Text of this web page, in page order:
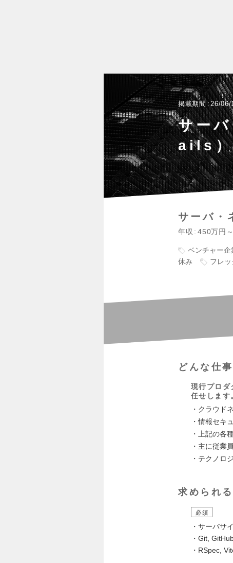
掲載期間 26/06/
サー
ails）
サーバ・
年収 450万円
ベンチャー企
休み
フレ
どんな仕
現行プロダ
任せします
・クラウド
・情報セキ
・上記の各
・主に従業
・テクノロ
求められ
必須
・サーバサ
・Git,
・RSpec,